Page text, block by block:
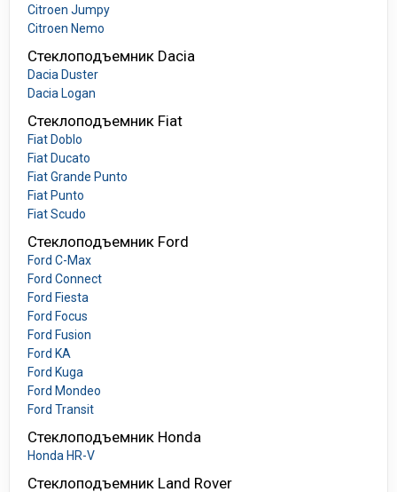
Citroen Jumpy
Citroen Nemo
Стеклоподъемник Dacia
Dacia Duster
Dacia Logan
Стеклоподъемник Fiat
Fiat Doblo
Fiat Ducato
Fiat Grande Punto
Fiat Punto
Fiat Scudo
Стеклоподъемник Ford
Ford C-Max
Ford Connect
Ford Fiesta
Ford Focus
Ford Fusion
Ford KA
Ford Kuga
Ford Mondeo
Ford Transit
Стеклоподъемник Honda
Honda HR-V
Стеклоподъемник Land Rover